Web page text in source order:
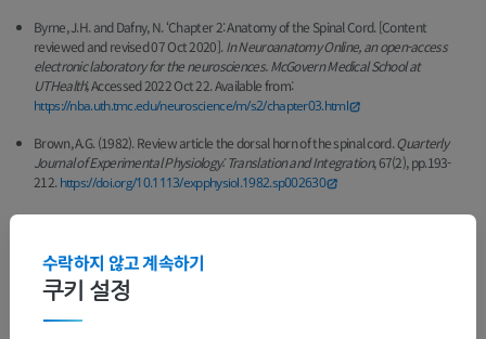
Byrne, J.H. and Dafny, N. ‘Chapter 2: Anatomy of the Spinal Cord. [Content
reviewed and revised 07 Oct 2020]. In Neuroanatomy Online, an open-access
electronic laboratory for the neurosciences. McGovern Medical School at
UTHealth; Accessed 2022 Oct 22. Available from:
https://nba.uth.tmc.edu/neuroscience/m/s2/chapter03.html
Brown, A.G. (1982). Review article the dorsal horn of the spinal cord.Quarterly
Journal of Experimental Physiology: Translation and Integration, 67(2), pp.193-
212. https://doi.org/10.1113/expphysiol.1982.sp002630
갤러리
쿠키 설정
수락하지 않고 계속하기